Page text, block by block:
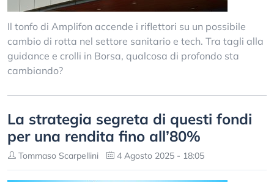
Il tonfo di Amplifon accende i riflettori su un possibile
cambio di rotta nel settore sanitario e tech. Tra tagli alla
guidance e crolli in Borsa, qualcosa di profondo sta
cambiando?
La strategia segreta di questi fondi
per una rendita fino all’80%
Tommaso Scarpellini 4 Agosto 2025 - 18:05